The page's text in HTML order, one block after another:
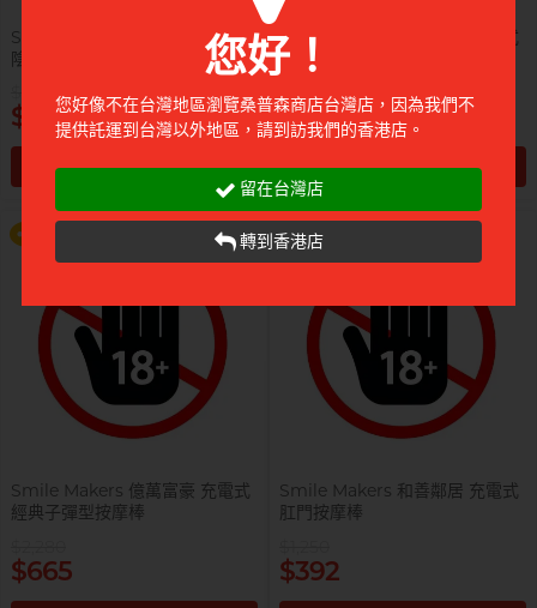
Smile Makers 救火英雄 充電式
陰蒂震動按摩棒
$2,480
$747
加入購物車
前往付款
Smile Makers 呢喃細語 充電式
口紅陰蒂按摩棒
$1,180
$392
加入購物車
前往付款
提醒你，凡購買任何商品即可以
$99 換購 Smile Makers 私密潤滑
液 0% Paraben 60ml 一支
Smile Makers 億萬富豪 充電式
經典子彈型按摩棒
$665
提醒你，凡購買任何商品即可以
$99 換購 Smile Makers 私密潤滑
液 0% Paraben 60ml 一支
更多優惠
Smile Makers 和善鄰居 充電式
肛門按摩棒
$392
$99 換購 Smile Makers 私密潤滑
液 0% Paraben 60ml 一支
$99 換購 Smile Makers 私密潤滑
液 0% Paraben 60ml 一支
您好！
您好像不在台灣地區瀏覽桑普森商店台灣店，因為我們不
提供託運到台灣以外地區，請到訪我們的香港店。
留在台灣店
轉到香港店